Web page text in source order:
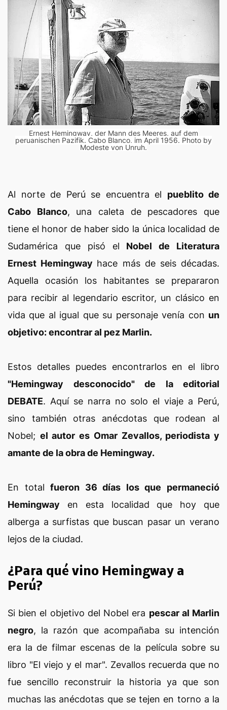
Ernest Hemingway, der Mann des Meeres, auf dem
peruanischen Pazifik. Cabo Blanco, im April 1956. Photo by
Modeste von Unruh.
Al norte de Perú se encuentra el pueblito de
Cabo Blanco, una caleta de pescadores que
tiene el honor de haber sido la única localidad de
Sudamérica que pisó el Nobel de Literatura
Ernest Hemingway hace más de seis décadas.
Aquella ocasión los habitantes se prepararon
para recibir al legendario escritor, un clásico en
vida que al igual que su personaje venía con un
objetivo: encontrar al pez Marlin.
Estos detalles puedes encontrarlos en el libro
"Hemingway desconocido" de la editorial
DEBATE. Aquí se narra no solo el viaje a Perú,
sino también otras anécdotas que rodean al
Nobel; el autor es Omar Zevallos, periodista y
amante de la obra de Hemingway.
En totalfueron 36 días los que permaneció
Hemingway en esta localidad que hoy que
alberga a surfistas que buscan pasar un verano
lejos de la ciudad.
¿Para qué vino Hemingway a
Perú?
Si bien el objetivo del Nobel era pescar al Marlin
negro, la razón que acompañaba su intención
era la de filmar escenas de la película sobre su
libro "El viejo y el mar". Zevallos recuerda que no
fue sencillo reconstruir la historia ya que son
muchas las anécdotas que se tejen en torno a la